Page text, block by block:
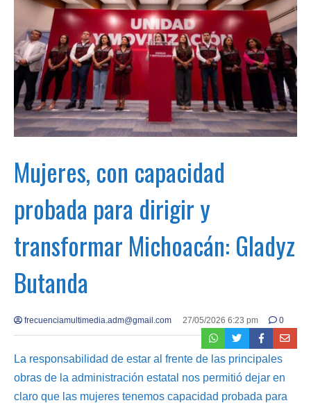
Mujeres, con capacidad
probada para dirigir y
transformar Michoacán: Gladyz
Butanda
frecuenciamultimedia.adm@gmail.com 27/05/2026 6:23 pm 0
La responsabilidad de estar al frente de las principales
obras de la administración estatal nos permitió dejar en
claro que las mujeres tenemos capacidad probada para